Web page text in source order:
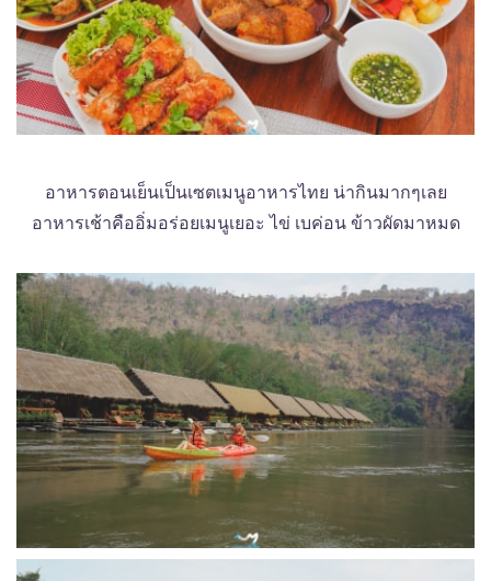
อาหารตอนเย็นเป็นเซตเมนูอาหารไทย น่ากินมากๆเลย
อาหารเช้าคืออิ่มอร่อยเมนูเยอะ ไข่ เบค่อน ข้าวผัดมาหมด